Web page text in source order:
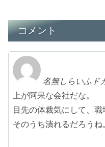
コメント
名無しらいふド
上が阿呆な会社だな。
目先の体裁気にして、職
そのうち潰れるだろうね